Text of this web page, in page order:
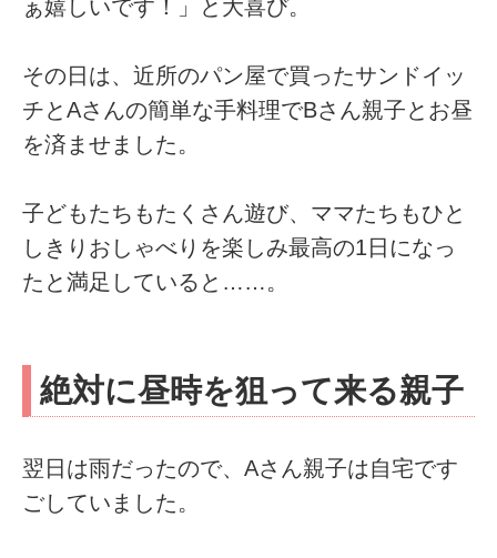
ぁ嬉しいです！」と大喜び。
その日は、近所のパン屋で買ったサンドイッ
チとAさんの簡単な手料理でBさん親子とお昼
を済ませました。
子どもたちもたくさん遊び、ママたちもひと
しきりおしゃべりを楽しみ最高の1日になっ
たと満足していると……。
絶対に昼時を狙って来る親子
翌日は雨だったので、Aさん親子は自宅です
ごしていました。